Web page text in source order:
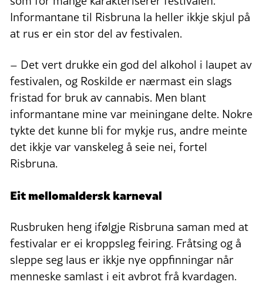
Informantane til Risbruna la heller ikkje skjul på
at rus er ein stor del av festivalen.
– Det vert drukke ein god del alkohol i laupet av
festivalen, og Roskilde er nærmast ein slags
fristad for bruk av cannabis. Men blant
informantane mine var meiningane delte. Nokre
tykte det kunne bli for mykje rus, andre meinte
det ikkje var vanskeleg å seie nei, fortel
Risbruna.
Eit mellomaldersk karneval
Rusbruken heng ifølgje Risbruna saman med at
festivalar er ei kroppsleg feiring. Fråtsing og å
sleppe seg laus er ikkje nye oppfinningar når
menneske samlast i eit avbrot frå kvardagen.